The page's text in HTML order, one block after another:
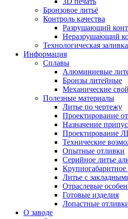
Бронзовое литьё
Контроль качества
Разрушающий
Неразрушающий
Технологическая заливка
Информация
Сплавы
Алюминиевые
Бронзы литейные
Механические
Полезные материалы
Литье по чертежу
Проектирование
Назначение
Проектирование
Технические
Опытные отливки
Серийное литье
Крупногабаритное
Литье с
Отраслевые
Готовые изделия
Лопастные
О заводе